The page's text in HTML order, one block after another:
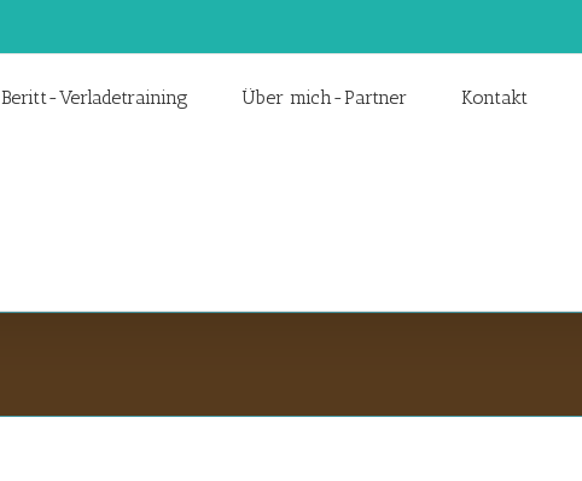
Beritt-Verladetraining Über mich-Partner Kontakt